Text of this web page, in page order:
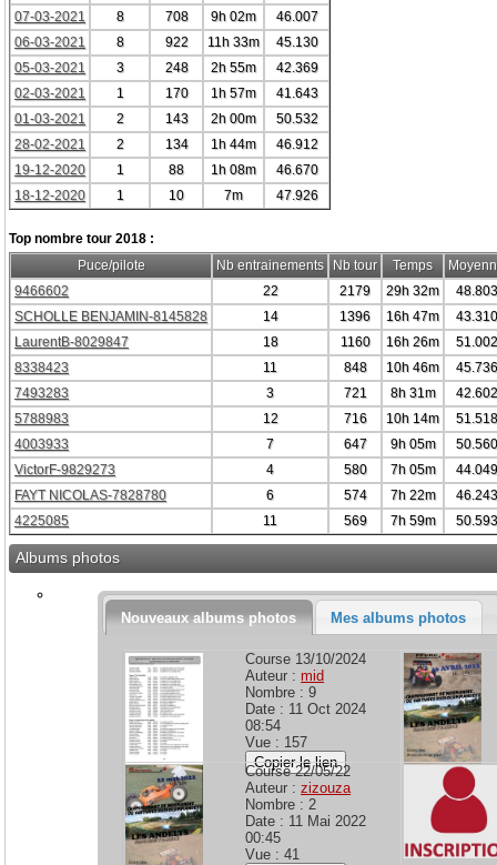
07-03-2021 8 708 9h 02m
46.007
06-03-2021
8 922 11h 33m
45.130
05-03-2021
3 248 2h 55m
42.369
02-03-2021
1 170 1h 57m
41.643
01-03-2021
2 143 2h 00m
50.532
28-02-2021
2 134 1h 44m
46.912
19-12-2020
1 88 1h 08m
46.670
18-12-2020
1 10 7m 47.926
Top nombre tour 2018 :
Puce/pilote
Nb entrainements Nb tour Temps
9466602
22 2179 29h 32m
48.803
SCHOLLE BENJAMIN-8145828
14 1396 16h 47m
43.310
LaurentB-8029847
18 1160 16h 26m
51.002
8338423
11 848 10h 46m
45.736
7493283
3 721 8h 31m
42.602
5788983
12 716 10h 14m
51.518
4003933
7 647 9h 05m
50.560
VictorF-9829273
4 580 7h 05m
44.049
FAYT NICOLAS-7828780
6 574 7h 22m
46.243
4225085
11 569 7h 59m 50.593
Albums photos
Nouveaux albums photos Mes albums photos
Course 13/10/2024
Auteur : mid
Nombre : 9
Date : 11 Oct 2024
08:54
Vue : 157
Copier le lien
Course 22/05/22
Auteur :zizouza
Nombre : 2
Date : 11 Mai 2022
00:45
Vue : 41